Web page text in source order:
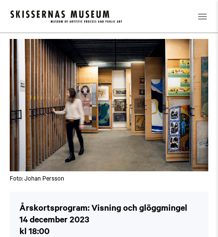
Kalender / Årskortsprogram: Visning och glöggmingel
Foto: Johan Persson
Årskortsprogram: Visning och glöggmingel
14 december 2023
kl 18:00